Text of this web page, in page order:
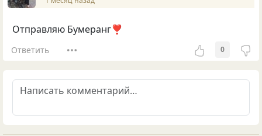
Отправляю Бумеранг❣️
Ответить 0